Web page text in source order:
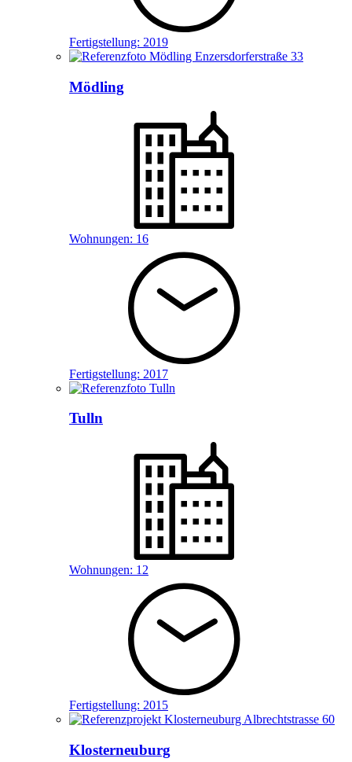
Fertigstellung: 2019
Mödling
Wohnungen: 16
Fertigstellung: 2017
Tulln
Wohnungen: 12
Fertigstellung: 2015
Klosterneuburg